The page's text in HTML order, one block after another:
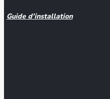
Guide d'installation